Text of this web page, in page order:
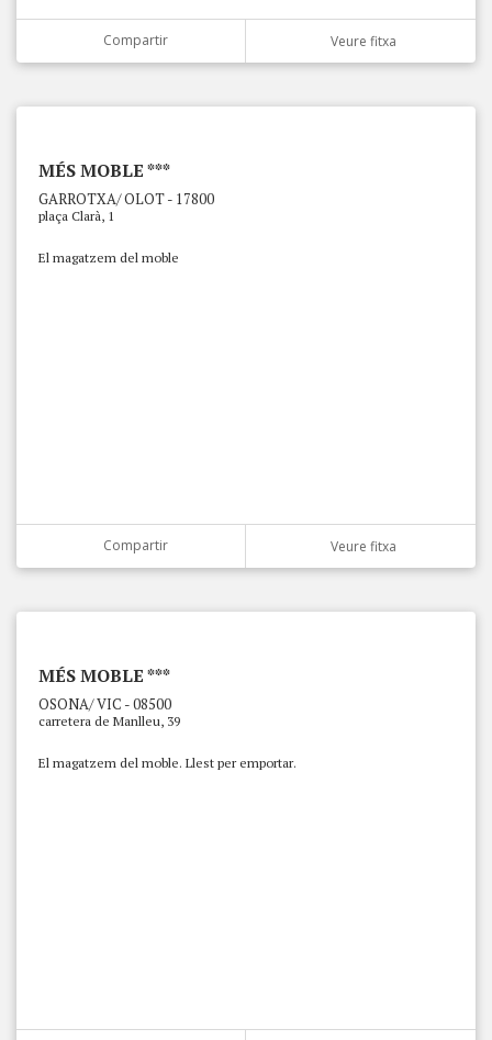
Compartir Veure fitxa
MÉS MOBLE ***
GARROTXA/ OLOT - 17800
plaça Clarà, 1
El magatzem del moble
Compartir Veure fitxa
MÉS MOBLE ***
OSONA/ VIC - 08500
carretera de Manlleu, 39
El magatzem del moble. Llest per emportar.